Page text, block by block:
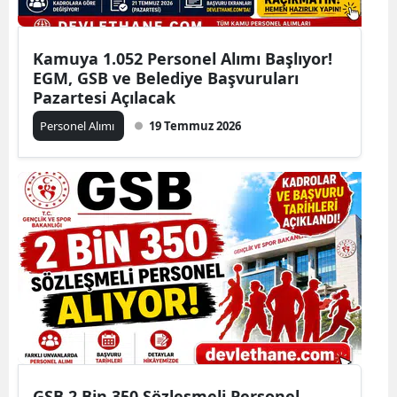
Kamuya 1.052 Personel Alımı Başlıyor!
EGM, GSB ve Belediye Başvuruları
Pazartesi Açılacak
Personel Alımı 19 Temmuz 2026